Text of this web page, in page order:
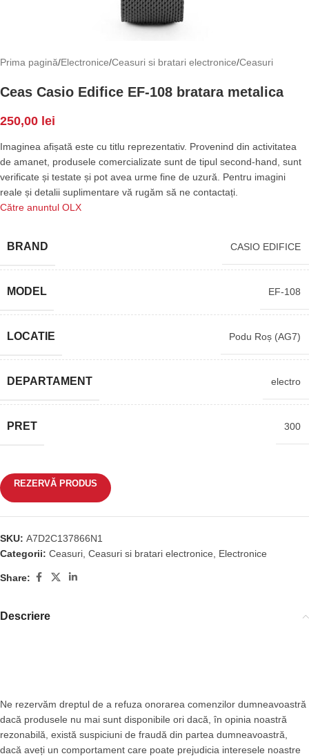
Prima pagină/Electronice/Ceasuri si bratari electronice/Ceasuri
Ceas Casio Edifice EF-108 bratara metalica
250,00 lei
Imaginea afișată este cu titlu reprezentativ. Provenind din activitatea
de amanet, produsele comercializate sunt de tipul second-hand, sunt
verificate și testate și pot avea urme fine de uzură. Pentru imagini
reale și detalii suplimentare vă rugăm să ne contactați.
Către anuntul OLX
BRAND CASIO EDIFICE
MODEL EF-108
LOCATIE Podu Roș (AG7)
DEPARTAMENT electro
PRET 300
REZERVĂ PRODUS
SKU: A7D2C137866N1
Categorii: Ceasuri Ceasuri si bratari electronice Electronice
Share:
Descriere
Ne rezervăm dreptul de a refuza onorarea comenzilor dumneavoastră
dacă produsele nu mai sunt disponibile ori dacă, în opinia noastră
rezonabilă, există suspiciuni de fraudă din partea dumneavoastră,
dacă aveți un comportament care poate prejudicia interesele noastre